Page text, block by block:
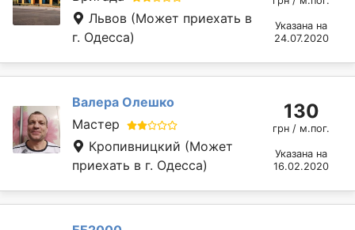
Львов (Может приехать в
г. Одесса)
Указана на
24.07.2020
Валера Олешко
Мастер
Кропивницкий (Может
приехать в г. Одесса)
130
грн / м.пог.
Указана на
16.02.2020